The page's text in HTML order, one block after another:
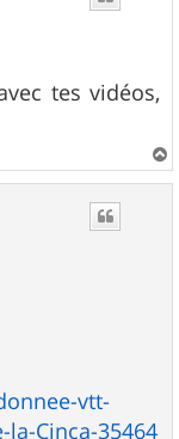
tes vidéos,
a
vtt-
Cinca-35464